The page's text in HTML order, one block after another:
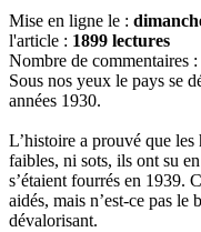
Mise en ligne le :
l'article : 1899 lectures
Nombre de commentaires :
Sous nos yeux le pays se
années 1930.
L’histoire a prouvé que les
faibles, ni sots, ils ont su
s’étaient fourrés en 1939.
aidés, mais n’est-ce pas le
dévalorisant.